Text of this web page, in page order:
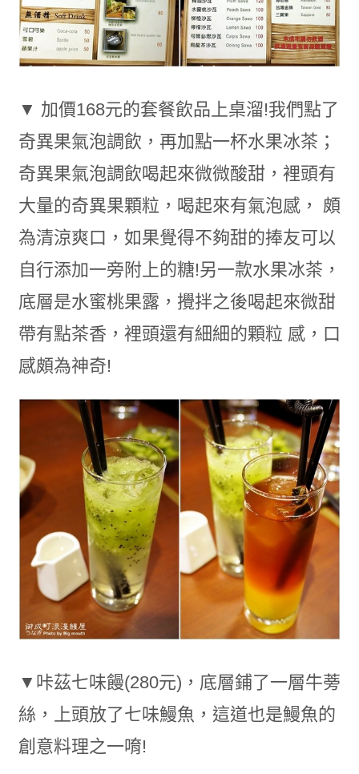
▼ 加價168元的套餐飲品上桌溜!我們點了
奇異果氣泡調飲，再加點一杯水果冰茶；
奇異果氣泡調飲喝起來微微酸甜，裡頭有
大量的奇異果顆粒，喝起來有氣泡感， 頗
為清涼爽口，如果覺得不夠甜的捧友可以
自行添加一旁附上的糖!另一款水果冰茶，
底層是水蜜桃果露，攪拌之後喝起來微甜
帶有點茶香，裡頭還有細細的顆粒 感，口
感頗為神奇!
▼咔茲七味饅(280元)，底層鋪了一層牛蒡
絲，上頭放了七味鰻魚，這道也是鰻魚的
創意料理之一唷!